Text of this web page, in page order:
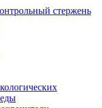
стержень